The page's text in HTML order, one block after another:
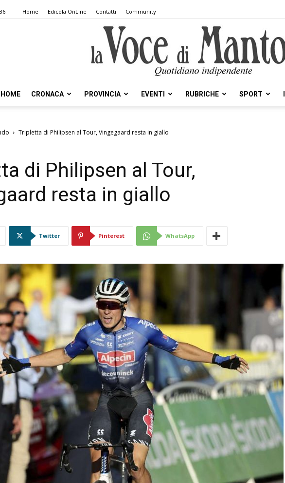
Home Edicola OnLine Contatti Community
HOME CRONACA PROVINCIA EVENTI RUBRICHE SPORT
Tripletta di Philipsen al Tour, Vingegaard resta in giallo
di Philipsen al Tour,
resta in giallo
Twitter Pinterest WhatsApp